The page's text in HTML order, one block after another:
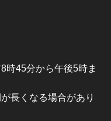
時45分から午後5時ま
長くなる場合があり